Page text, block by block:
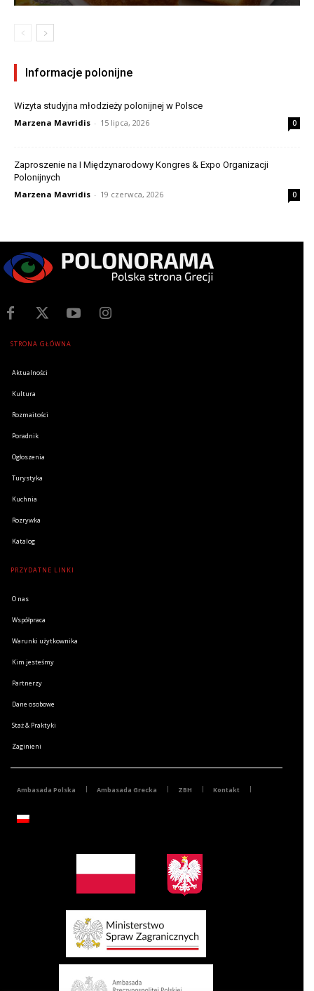
Informacje polonijne
Wizyta studyjna młodzieży polonijnej w Polsce
Marzena Mavridis - 15 lipca, 2026 0
Zaproszenie na I Międzynarodowy Kongres & Expo Organizacji
Polonijnych
Marzena Mavridis - 19 czerwca, 2026 0
STRONA GŁÓWNA
Aktualności
Kultura
Rozmaitości
Poradnik
Ogłoszenia
Turystyka
Kuchnia
Rozrywka
Katalog
PRZYDATNE LINKI
O nas
Współpraca
Warunki użytkownika
Kim jesteśmy
Partnerzy
Dane osobowe
Staż & Praktyki
Zaginieni
Ambasada Polska Ambasada Grecka ZBH Kontakt